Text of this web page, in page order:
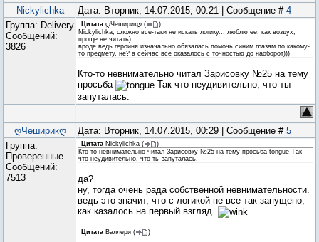
Nickylichka Дата: Вторник, 14.07.2015, 00:21 | Сообщение # 4
Группа: Delivery
Сообщений:
3826
Цитата ღЧеширикღ (
)
Nickylichka, сложно все-таки не искать логику... люблю ее, как воздух,
проще не читать)
вроде ведь героиня изначально обязалась помочь синим глазам по какому-
то предмету, не? а сейчас все оказалось с точностью до наоборот)))
Кто-то невнимательно читал Зарисовку №25 на тему
просьба
Так что неудивительно, что ты
запуталась.
ღЧеширикღ Дата: Вторник, 14.07.2015, 00:29 | Сообщение # 5
Группа:
Проверенные
Сообщений:
7513
Цитата Nickylichka (
)
Кто-то невнимательно читал Зарисовку №25 на тему просьба tongue Так
что неудивительно, что ты запуталась.
да?
ну, тогда очень рада собственной невнимательности.
ведь это значит, что с логикой не все так запущено,
как казалось на первый взгляд.
Цитата Валлери ( )